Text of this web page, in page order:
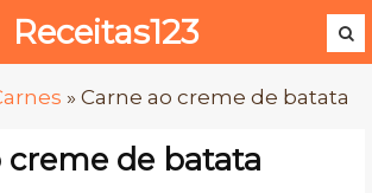
Receitas123
» Carne ao creme de batata
creme de batata